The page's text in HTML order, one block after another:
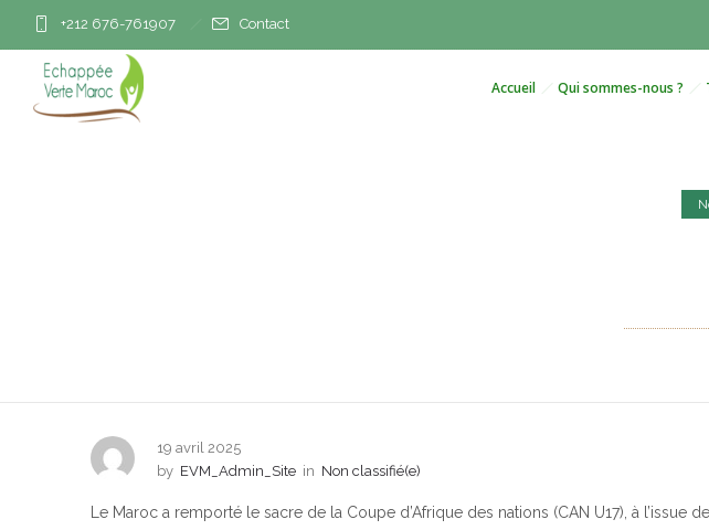
+212 676-761907 Contact
Accueil Qui sommes-nous ?
19 avril 2025
by EVM_Admin_Site in Non classifié(e)
Le Maroc a remporté le sacre de la Coupe d’Afrique des nations (CAN U17), à